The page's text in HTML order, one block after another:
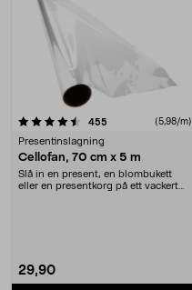
455 recensioner(5,98/m)
Presentinslagning
Cellofan, 70 cm x 5 m
Slå in en present, en blombukett
eller en presentkorg på ett vackert
29,90
4.5 av 5 stjärnor